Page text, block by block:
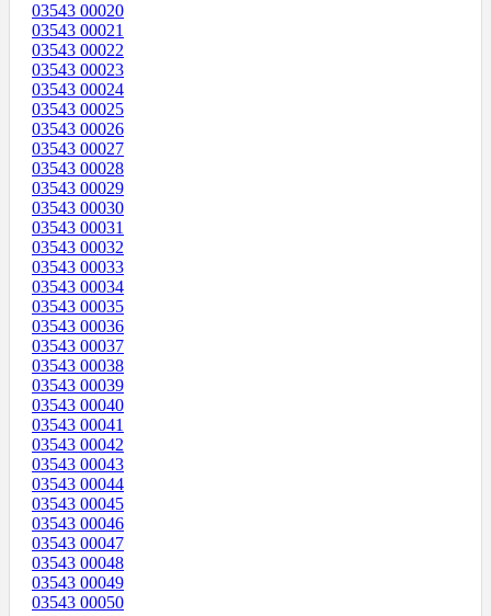
03543 00020
03543 00021
03543 00022
03543 00023
03543 00024
03543 00025
03543 00026
03543 00027
03543 00028
03543 00029
03543 00030
03543 00031
03543 00032
03543 00033
03543 00034
03543 00035
03543 00036
03543 00037
03543 00038
03543 00039
03543 00040
03543 00041
03543 00042
03543 00043
03543 00044
03543 00045
03543 00046
03543 00047
03543 00048
03543 00049
03543 00050